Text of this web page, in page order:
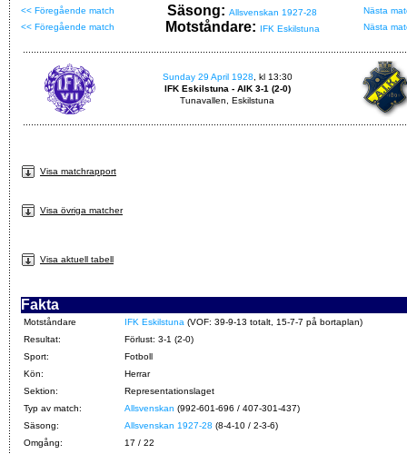
<< Föregående match
Säsong: Allsvenskan 1927-28
Nästa
<< Föregående match
Motståndare: IFK Eskilstuna Nästa
Sunday 29 April 1928 , kl 13:30
IFK Eskilstuna - AIK 3-1 (2-0)
Tunavallen, Eskilstuna
Visa matchrapport
Visa övriga matcher
Visa aktuell tabell
Fakta
Motståndare IFK Eskilstuna (VOF: 39-9-13 totalt, 15-7-7 på bortaplan)
Resultat:
Förlust: 3-1 (2-0)
Sport:
Fotboll
Kön:
Herrar
Sektion:
Representationslaget
Typ av match:
Allsvenskan (992-601-696 / 407-301-437)
Säsong:
Allsvenskan 1927-28 (8-4-10 / 2-3-6)
Omgång:
17 / 22